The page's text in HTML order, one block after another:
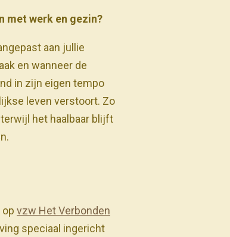
met werk en gezin?
aan jullie
en wanneer de
in zijn eigen tempo
leven verstoort. Zo
het haalbaar blijft
vzw Het Verbonden
speciaal ingericht